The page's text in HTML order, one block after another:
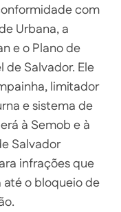
com
Urbana, a
e o Plano de
Salvador. Ele
limitador
e sistema de
à Semob e à
Salvador
infrações que
o bloqueio de